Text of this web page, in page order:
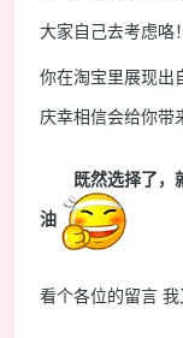
大家自己去考虑咯
你在淘宝里展现出
庆幸相信会给你带
既然选择了，
油
看个各位的留言